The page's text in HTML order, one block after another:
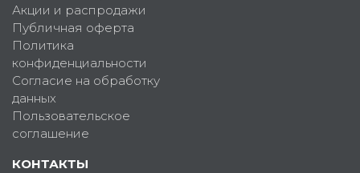
Акции и распродажи
Публичная оферта
Политика
конфиденциальности
Согласие на обработку
данных
Пользовательское
соглашение
КОНТАКТЫ